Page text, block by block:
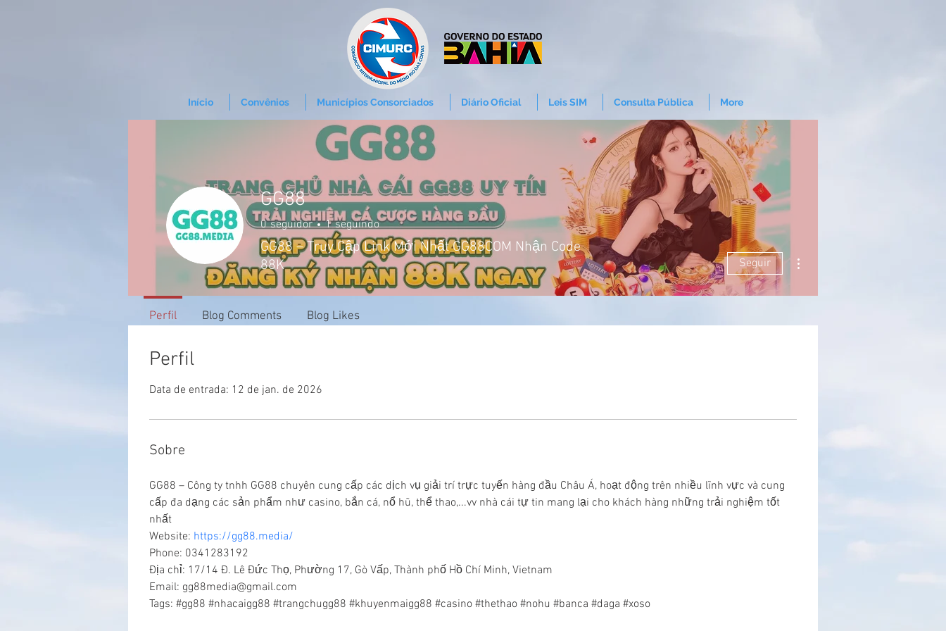
Início Convênios Municípios Consorciados Diário Oficial Leis SIM Consulta Pública More
Perfil
Data de entrada: 12 de jan. de 2026
Sobre
GG88 – Công ty tnhh GG88 chuyên cung cấp các dịch vụ giải trí trực tuyến hàng đầu Châu Á, hoạt động trên nhiều lĩnh vực và cung
cấp đa dạng các sản phẩm như casino, bắn cá, nổ hũ, thể thao,...vv nhà cái tự tin mang lại cho khách hàng những trải nghiệm tốt
nhất
Website: https://gg88.media/
Phone: 0341283192
Địa chỉ: 17/14 Đ. Lê Đức Thọ, Phường 17, Gò Vấp, Thành phố Hồ Chí Minh, Vietnam
Email: gg88media@gmail.com
Tags: #gg88 #nhacaigg88 #trangchugg88 #khuyenmaigg88 #casino #thethao #nohu #banca #daga #xoso
GG88
0 seguidor 1 seguindo
GG88 – Truy Cập Link Mới Nhất GG88COM Nhận Code
88K
Seguir
Perfil Blog Comments Blog Likes